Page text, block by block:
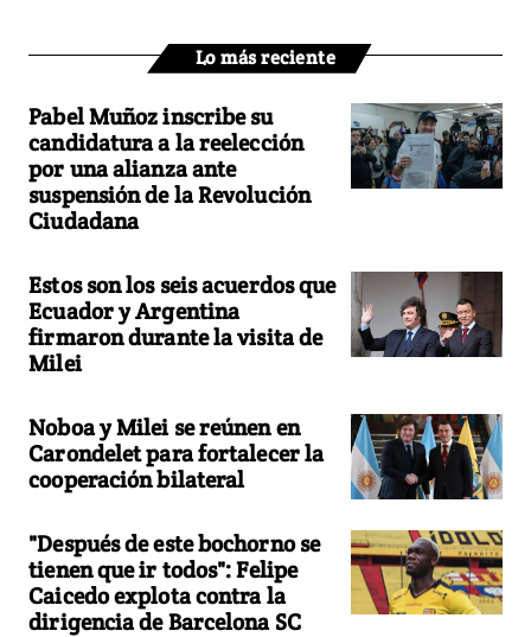
Lo más reciente
Pabel Muñoz inscribe su
candidatura a la reelección
por una alianza ante
suspensión de la Revolución
Ciudadana
Estos son los seis acuerdos que
Ecuador y Argentina
firmaron durante la visita de
Milei
Noboa y Milei se reúnen en
Carondelet para fortalecer la
cooperación bilateral
"Después de este bochorno se
tienen que ir todos": Felipe
Caicedo explota contra la
dirigencia de Barcelona SC